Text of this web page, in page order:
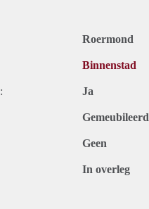
Roermond
Binnenstad
Ja
Gemeubileerd
Geen
In overleg